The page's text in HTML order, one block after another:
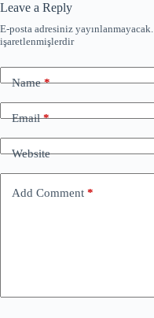
Leave a Reply
E-posta adresiniz yayınlanmayacak.
işaretlenmişlerdir
Name*
Email*
Website
Add Comment *